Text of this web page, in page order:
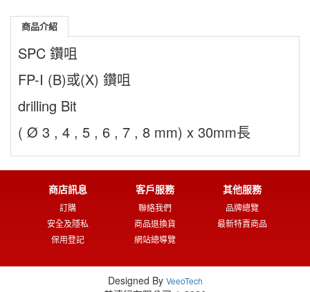
商品介紹
SPC 鑽咀
FP-I (B)或(X) 鑽咀
drilling Bit
( Ø 3 , 4 , 5 , 6 , 7 , 8 mm) x 30mm長
商店訊息
訂購
安全及隱私
保用登記
客戶服務
聯絡我們
商品退換貨
網站總導覽
其他服務
品牌總覽
最新特賣商品
Designed By VeeoTech